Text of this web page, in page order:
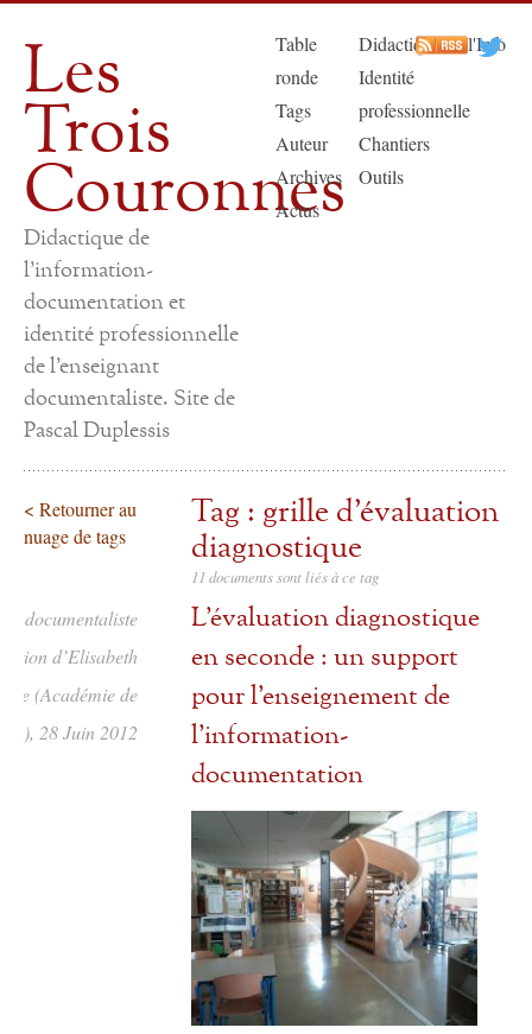
Les
Trois
Couronnes
Didactique de
l'information-
documentation et
identité professionnelle
de l'enseignant
documentaliste. Site de
Pascal Duplessis
Table
ronde
Tags
Auteur
Archives
Actus
Didactique de l'Info
Identité
professionnelle
Chantiers
Outils
< Retourner au
nuage de tags
Tag : grille d'évaluation
diagnostique
11 documents sont liés à ce tag
documentaliste
d’Elisabeth
(Académie de
28 Juin 2012
L’évaluation diagnostique
en seconde : un support
pour l’enseignement de
l’information-
documentation